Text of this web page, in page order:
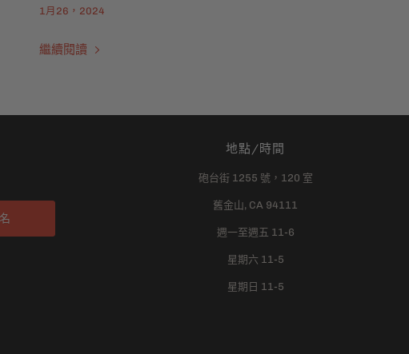
1月26，2024
繼續閱讀
地點/時間
砲台街 1255 號，120 室
舊金山, CA 94111
週一至週五 11-6
星期六 11-5
星期日 11-5